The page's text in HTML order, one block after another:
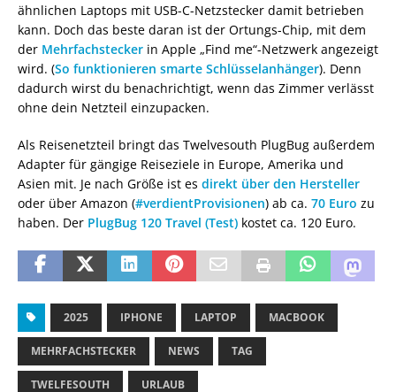
ähnlichen Laptops mit USB-C-Netzstecker damit betrieben
kann. Doch das beste daran ist der Ortungs-Chip, mit dem
der Mehrfachstecker in Apple „Find me“-Netzwerk angezeigt
wird. (So funktionieren smarte Schlüsselanhänger). Denn
dadurch wirst du benachrichtigt, wenn das Zimmer verlässt
ohne dein Netzteil einzupacken.
Als Reisenetzteil bringt das Twelvesouth PlugBug außerdem
Adapter für gängige Reiseziele in Europe, Amerika und
Asien mit. Je nach Größe ist es direkt über den Hersteller
oder über Amazon (#verdientProvisionen) ab ca. 70 Euro zu
haben. Der PlugBug 120 Travel (Test) kostet ca. 120 Euro.
2025 IPHONE LAPTOP MACBOOK
MEHRFACHSTECKER NEWS TAG
TWELFESOUTH URLAUB